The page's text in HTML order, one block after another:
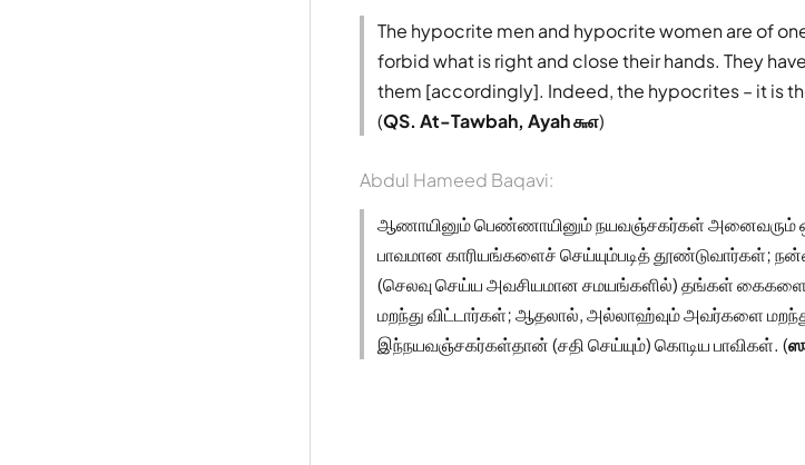
The hypocrite men and hypocrite women are of
forbid what is right and close their hands. They
them [accordingly]. Indeed, the hypocrites – it is
(QS. At-Tawbah, Ayah ௬௭)
Abdul Hameed Baqavi:
ஆணாயினும் பெண்ணாயினும் நயவஞ்சகர்கள் அனைவரும்
பாவமான காரியங்களைச் செய்யும்படித் தூண்டுவார்கள்;
(செலவு செய்ய அவசியமான சமயங்களில்) தங்கள்
மறந்து விட்டார்கள்; ஆதலால், அல்லாஹ்வும் அவர்களை
இந்நயவஞ்சகர்கள்தான் (சதி செய்யும்) கொடிய பாவிகள். (